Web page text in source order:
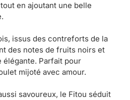
en ajoutant une belle
issus des contreforts de la
des notes de fruits noirs et
Parfait pour
mijoté avec amour.
savoureux, le Fitou séduit